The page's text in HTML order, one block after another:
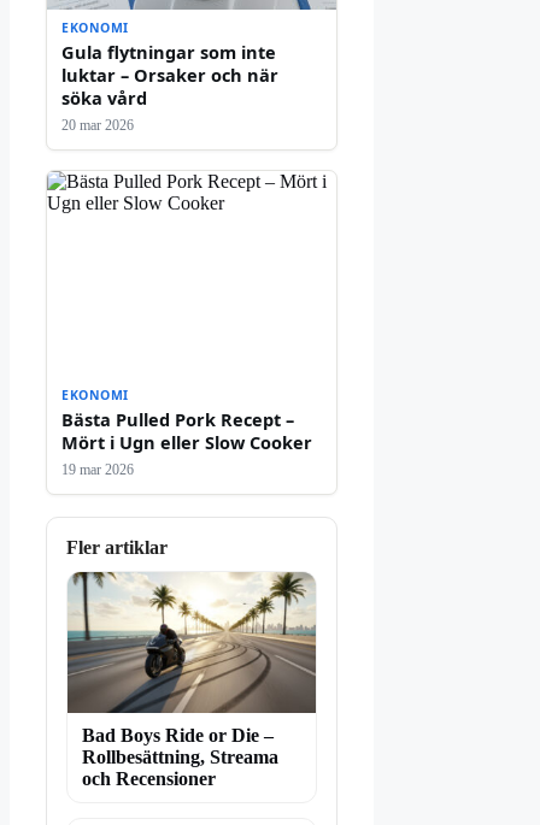
EKONOMI
Gula flytningar som inte
luktar – Orsaker och när
söka vård
20 mar 2026
EKONOMI
Bästa Pulled Pork Recept –
Mört i Ugn eller Slow Cooker
19 mar 2026
Fler artiklar
Bad Boys Ride or Die –
Rollbesättning, Streama
och Recensioner